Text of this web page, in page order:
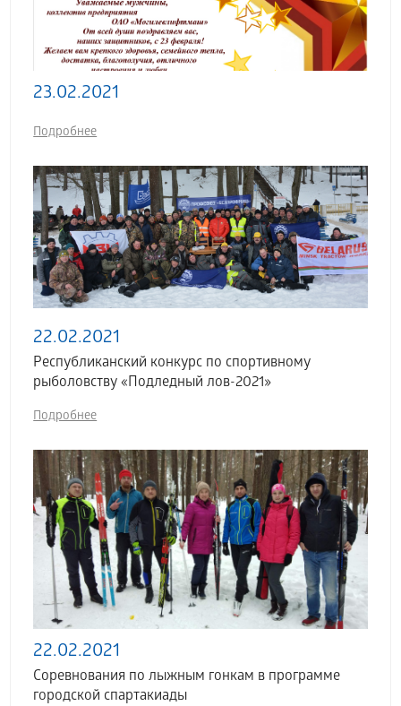
23.02.2021
Подробнее
22.02.2021
Республиканский конкурс по спортивному
рыболовству «Подледный лов-2021»
Подробнее
22.02.2021
Соревнования по лыжным гонкам в программе
городской спартакиады